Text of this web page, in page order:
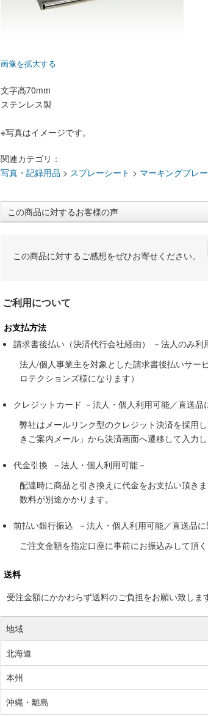
画像を拡大する
文字高70mm
ステンレス製
※写真はイメージです。
関連カテゴリ：
写真・記録用品 > スプレーシート > マーキングプレ
この商品に対するお客様の声
この商品に対するご感想をぜひお寄せください。
ご利用について
お支払方法
請求書後払い（決済代行会社経由） －法人のみ利
法人/個人事業主を対象とした請求書後払いサー
ロテクションズ様になります）
クレジットカード －法人・個人利用可能／直送品
弊社はメールリンク型のクレジット決済を採用
きご案内メール」から決済画面へ遷移して入力
代金引換 －法人・個人利用可能－
配達時に商品と引き換えに代金をお支払い頂き
数料が別途かかります。
前払い銀行振込 －法人・個人利用可能／直送品に
ご注文金額を指定口座に事前にお振込みして頂く
送料
受注金額にかかわらず送料のご負担をお願い致しま
地域
北海道
本州
沖縄・離島